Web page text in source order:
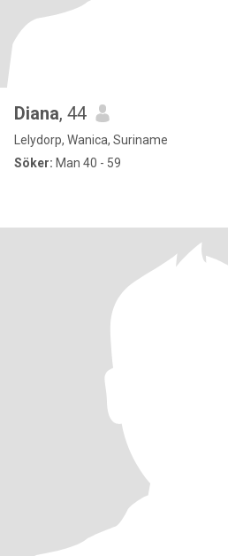
Diana, 44
Lelydorp, Wanica, Suriname
Söker: Man 40 - 59